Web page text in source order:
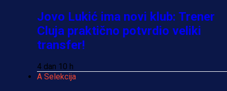
Jovo Lukić ima novi klub: Trener
Cluja praktično potvrdio veliki
transfer!
4 dan 10 h
A Selekcija